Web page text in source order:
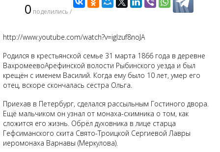
0 поделились /
http://www.youtube.com/watch?v=igIzuf8noJA
Родился в крестьянской семье 31 марта 1866 года в деревне
ВахромеевоАрефинской волости Рыбинского уезда и был
крещён с именем Василий. Когда ему было 10 лет, умер его
отец, вскоре скончалась сестра Ольга.
Приехав в Петербург, сделался рассыльным Гостиного двора.
Ещё мальчиком он узнал от монаха-схимника о том, как
сложится его жизнь. Обрёл духовника в лице старца
Гефсиманского скита Свято-Троицкой Сергиевой Лавры
иеромонаха Варнавы (Меркулова).